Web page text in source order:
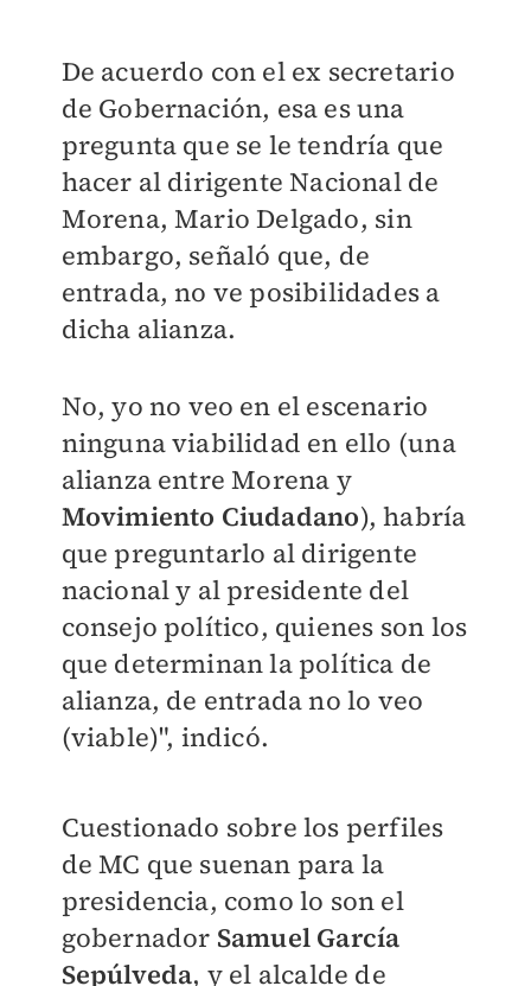
De acuerdo con el ex secretario
de Gobernación, esa es una
pregunta que se le tendría que
hacer al dirigente Nacional de
Morena, Mario Delgado, sin
embargo, señaló que, de
entrada, no ve posibilidades a
dicha alianza.
No, yo no veo en el escenario
ninguna viabilidad en ello (una
alianza entre Morena y
Movimiento Ciudadano), habría
que preguntarlo al dirigente
nacional y al presidente del
consejo político, quienes son los
que determinan la política de
alianza, de entrada no lo veo
(viable)", indicó.
Cuestionado sobre los perfiles
de MC que suenan para la
presidencia, como lo son el
gobernador Samuel García
Sepúlveda, y el alcalde de